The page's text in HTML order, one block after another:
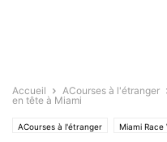
Accueil ACourses à l'étranger
en tête à Miami
ACourses à l'étranger Miami Race